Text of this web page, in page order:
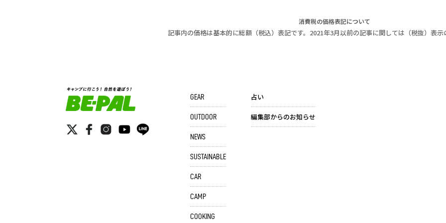
消費税の価格表記について
記事内の価格は基本的に総額（税込）表記です。2021年3月以前の記事に関しては（税抜）表示
GEAR
OUTDOOR
NEWS
SUSTAINABLE
CAR
CAMP
COOKING
占い
編集部からのお知らせ